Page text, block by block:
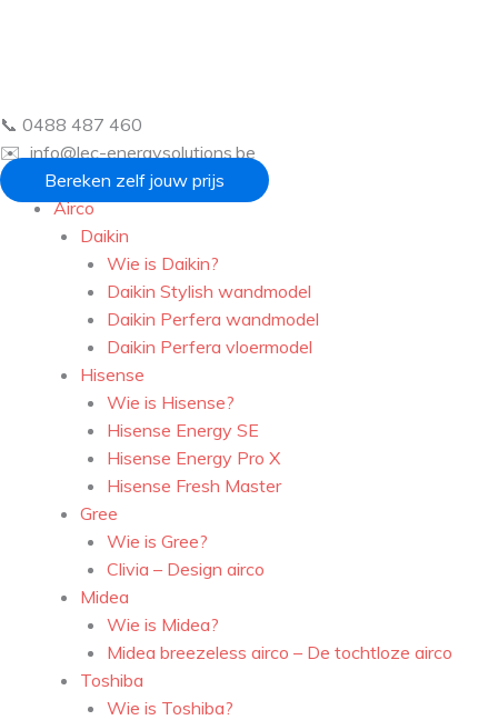
📞 0488 487 460
✉️ info@lec-energysolutions.be
Bereken zelf jouw prijs
Airco
Daikin
Wie is Daikin?
Daikin Stylish wandmodel
Daikin Perfera wandmodel
Daikin Perfera vloermodel
Hisense
Wie is Hisense?
Hisense Energy SE
Hisense Energy Pro X
Hisense Fresh Master
Gree
Wie is Gree?
Clivia – Design airco
Midea
Wie is Midea?
Midea breezeless airco – De tochtloze airco
Toshiba
Wie is Toshiba?